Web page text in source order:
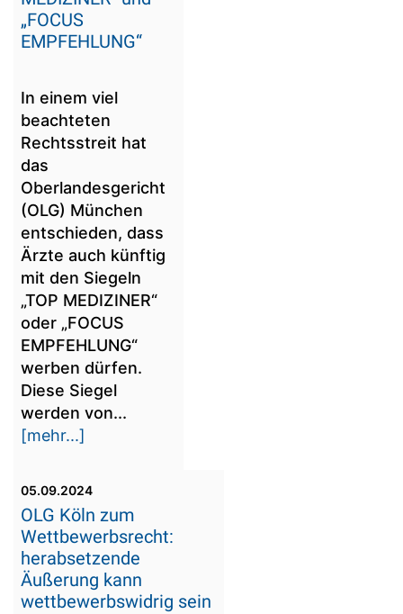
„FOCUS
EMPFEHLUNG“
In einem viel
beachteten
Rechtsstreit hat
das
Oberlandesgericht
(OLG) München
entschieden, dass
Ärzte auch künftig
mit den Siegeln
„TOP MEDIZINER“
oder „FOCUS
EMPFEHLUNG“
werben dürfen.
Diese Siegel
werden von...
[mehr...]
05.09.2024
OLG Köln zum
Wettbewerbsrecht:
herabsetzende
Äußerung kann
wettbewerbswidrig sein